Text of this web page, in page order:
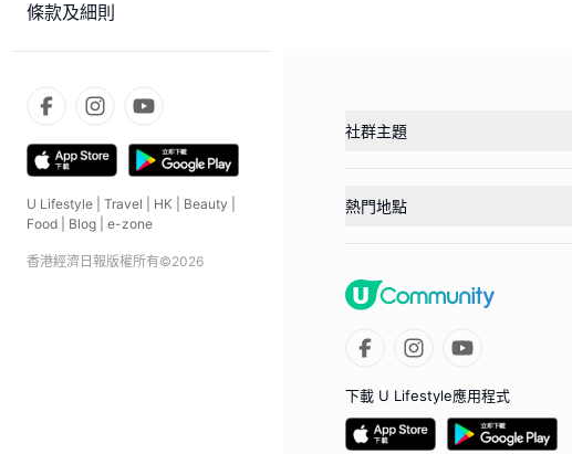
條款及細則
U Lifestyle Travel HK Beauty
Food
Blog e-zone
香港經濟日報版權所有©2026
社群主題
熱門地點
下載 U Lifestyle應用程式